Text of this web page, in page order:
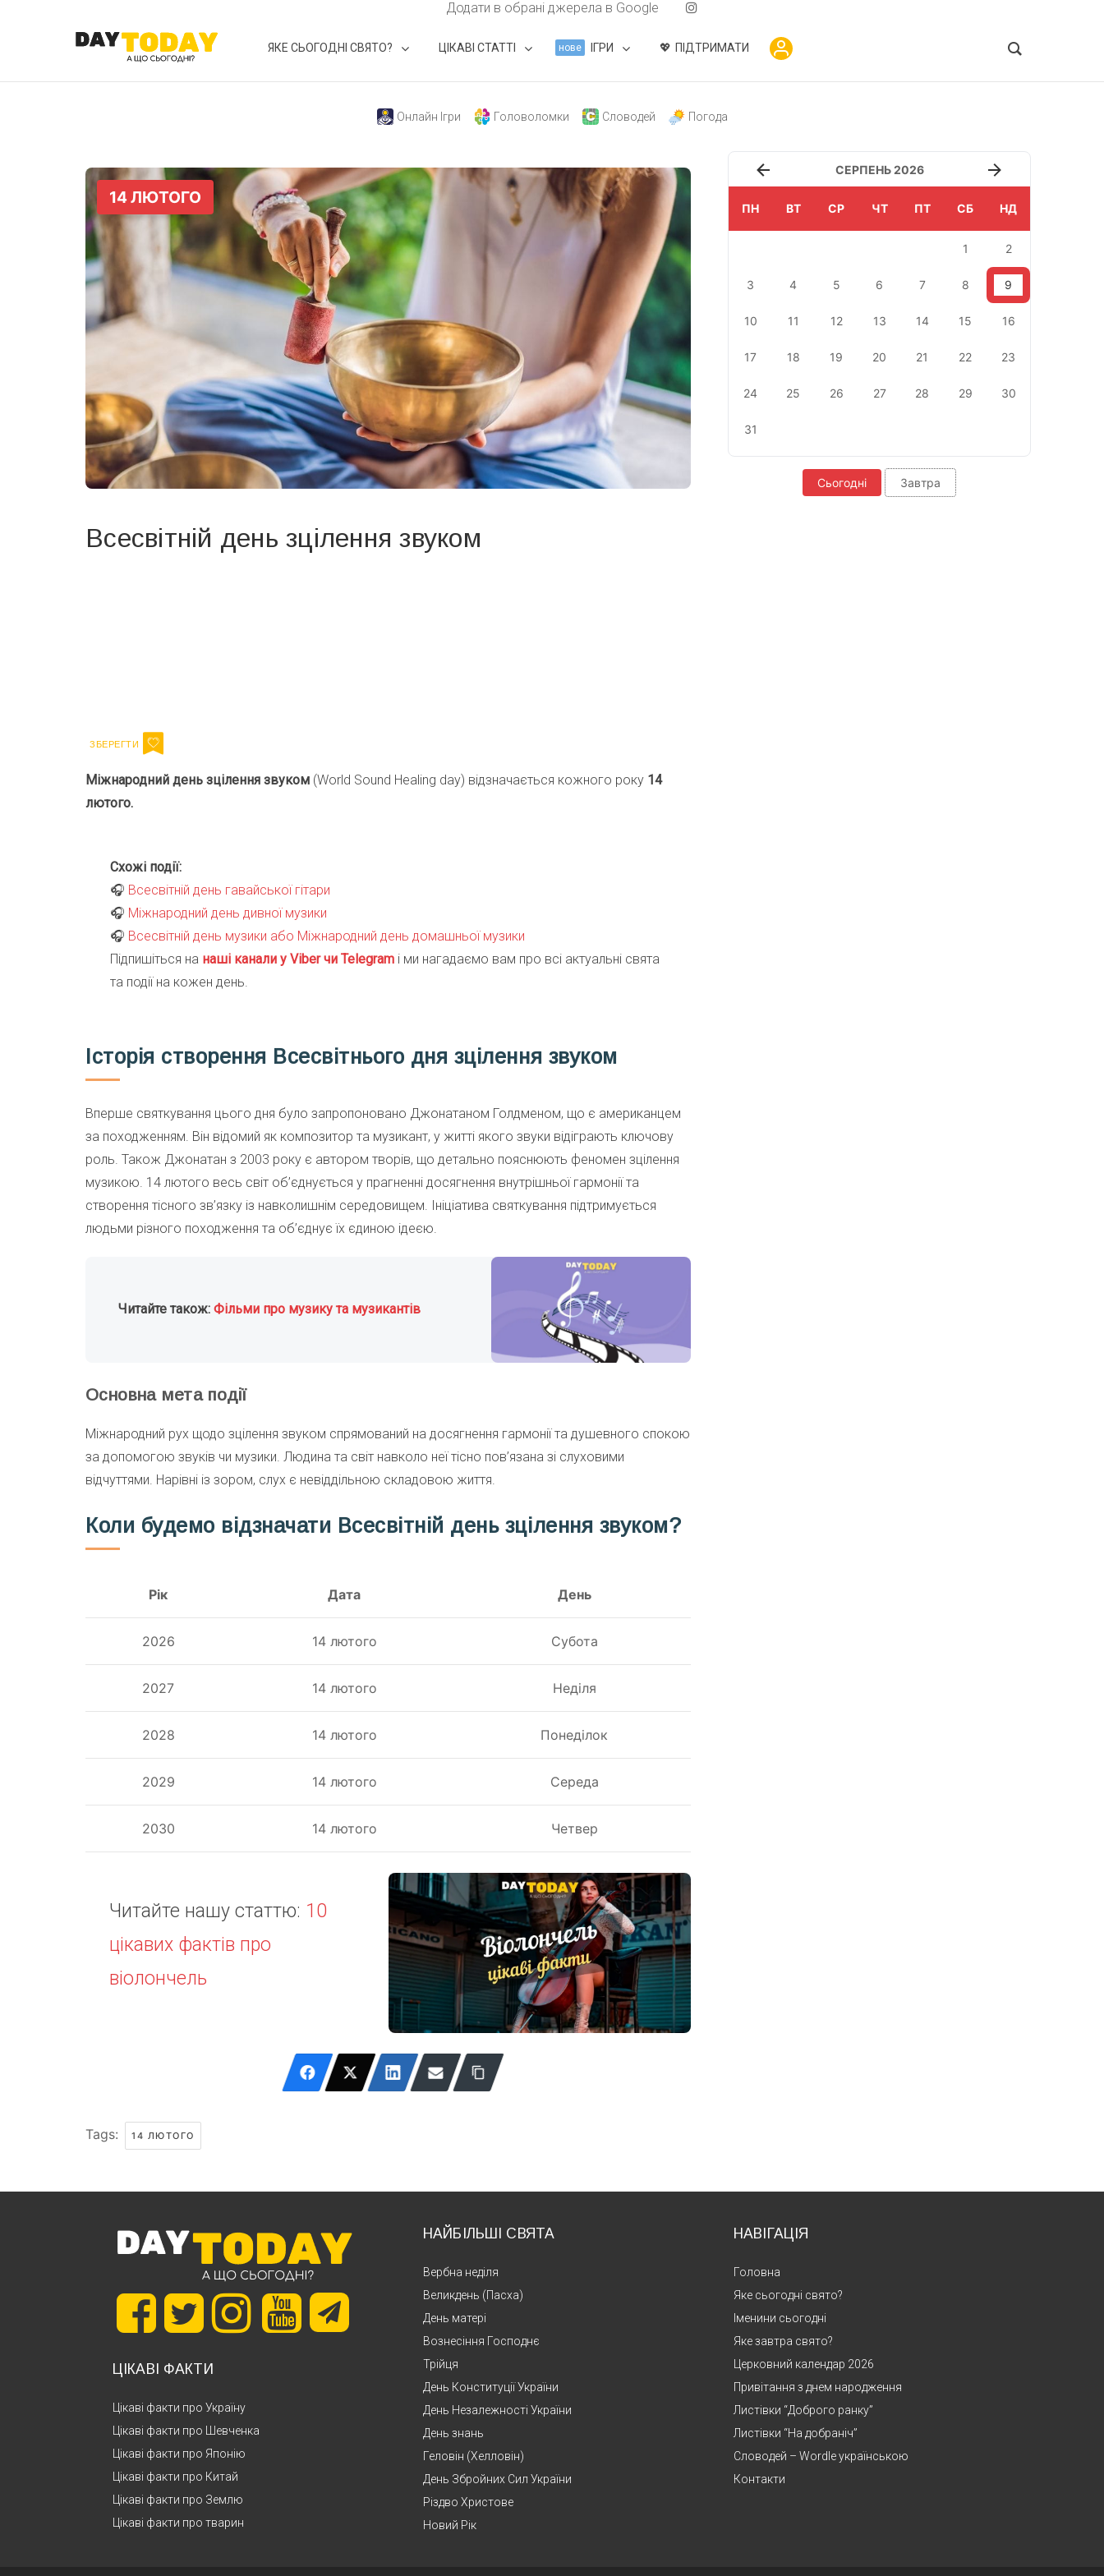
Додати в обрані джерела в Google
ЯКЕ СЬОГОДНІ СВЯТО? ЦІКАВІ СТАТТІ нове ІГРИ ПІДТРИМАТИ
Онлайн Ігри Головоломки Словодей Погода
Всесвітній день зцілення звуком
Міжнародний день зцілення звуком (World Sound Healing day) відзначається кожного року 14
лютого.
Схожі події:
🎧 Всесвітній день гавайської гітари
🎧 Міжнародний день дивної музики
🎧 Всесвітній день музики або Міжнародний день домашньої музики
Підпишіться на наші канали у Viber чи Telegram і ми нагадаємо вам про всі актуальні свята
та події на кожен день.
Історія створення Всесвітнього дня зцілення звуком
Вперше святкування цього дня було запропоновано Джонатаном Голдменом, що є американцем
за походженням. Він відомий як композитор та музикант, у житті якого звуки відіграють ключову
роль. Також Джонатан з 2003 року є автором творів, що детально пояснюють феномен зцілення
музикою. 14 лютого весь світ об’єднується у прагненні досягнення внутрішньої гармонії та
створення тісного зв’язку із навколишнім середовищем. Ініціатива святкування підтримується
людьми різного походження та об’єднує їх єдиною ідеєю.
Читайте також: Фільми про музику та музикантів
Основна мета події
Міжнародний рух щодо зцілення звуком спрямований на досягнення гармонії та душевного спокою
за допомогою звуків чи музики. Людина та світ навколо неї тісно пов’язана зі слуховими
відчуттями. Нарівні із зором, слух є невіддільною складовою життя.
Коли будемо відзначати Всесвітній день зцілення звуком?
Рік Дата День
2026 14 лютого Субота
2027 14 лютого Неділя
2028 14 лютого Понеділок
2029 14 лютого Середа
2030 14 лютого Четвер
Читайте нашу статтю: 10
цікавих фактів про
віолончель
Tags: 14 ЛЮТОГО
СЕРПЕНЬ 2026
ПН ВТ СР ЧТ ПТ СБ НД
1 2
3 4 5 6 7 8 9
10 11 12 13 14 15 16
17 18 19 20 21 22 23
24 25 26 27 28 29 30
31
Сьогодні Завтра
ЦІКАВІ ФАКТИ
Цікаві факти про Україну
Цікаві факти про Шевченка
Цікаві факти про Японію
Цікаві факти про Китай
Цікаві факти про Землю
Цікаві факти про тварин
НАЙБІЛЬШІ СВЯТА
Вербна неділя
Великдень (Пасха)
День матері
Вознесіння Господнє
Трійця
День Конституції України
День Незалежності України
День знань
Геловін (Хелловін)
День Збройних Сил України
Різдво Христове
Новий Рік
НАВІГАЦІЯ
Головна
Яке сьогодні свято?
Іменини сьогодні
Яке завтра свято?
Церковний календар 2026
Привітання з днем народження
Листівки “Доброго ранку”
Листівки “На добраніч”
Словодей – Wordle українською
Контакти